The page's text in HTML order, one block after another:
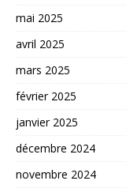
mai 2025
avril 2025
mars 2025
février 2025
janvier 2025
décembre 2024
novembre 2024